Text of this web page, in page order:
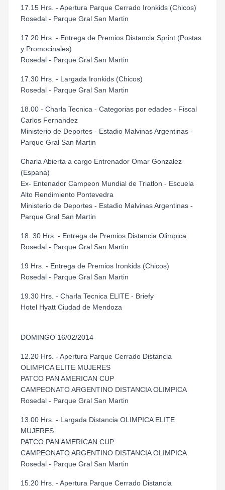
17.15 Hrs. - Apertura Parque Cerrado Ironkids (Chicos)
Rosedal - Parque Gral San Martin
17.20 Hrs. - Entrega de Premios Distancia Sprint (Postas
y Promocinales)
Rosedal - Parque Gral San Martin
17.30 Hrs. - Largada Ironkids (Chicos)
Rosedal - Parque Gral San Martin
18.00 - Charla Tecnica - Categorias por edades - Fiscal
Carlos Fernandez
Ministerio de Deportes - Estadio Malvinas Argentinas -
Parque Gral San Martin
Charla Abierta a cargo Entrenador Omar Gonzalez
(Espana)
Ex- Entenador Campeon Mundial de Triatlon - Escuela
Alto Rendimiento Pontevedra
Ministerio de Deportes - Estadio Malvinas Argentinas -
Parque Gral San Martin
18. 30 Hrs. - Entrega de Premios Distancia Olimpica
Rosedal - Parque Gral San Martin
19 Hrs. - Entrega de Premios Ironkids (Chicos)
Rosedal - Parque Gral San Martin
19.30 Hrs. - Charla Tecnica ELITE - Briefy
Hotel Hyatt Ciudad de Mendoza
DOMINGO 16/02/2014
12.20 Hrs. - Apertura Parque Cerrado Distancia
OLIMPICA ELITE MUJERES
PATCO PAN AMERICAN CUP
CAMPEONATO ARGENTINO DISTANCIA OLIMPICA
Rosedal - Parque Gral San Martin
13.00 Hrs. - Largada Distancia OLIMPICA ELITE
MUJERES
PATCO PAN AMERICAN CUP
CAMPEONATO ARGENTINO DISTANCIA OLIMPICA
Rosedal - Parque Gral San Martin
15.20 Hrs. - Apertura Parque Cerrado Distancia